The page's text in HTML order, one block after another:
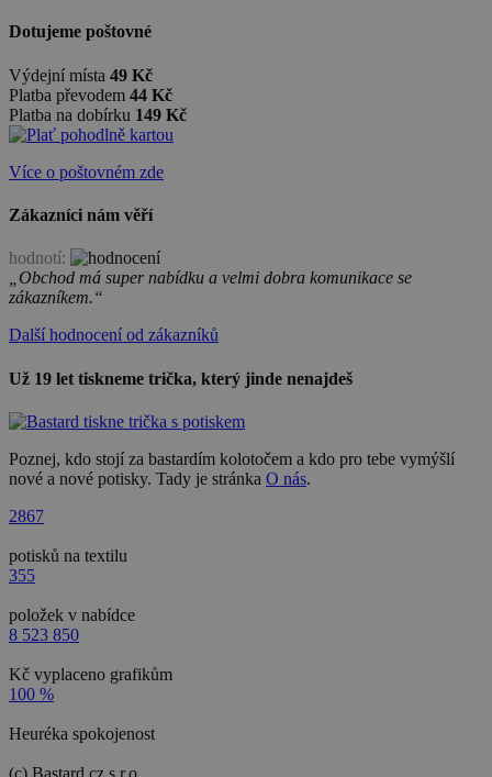
Dotujeme poštovné
Výdejní místa 49 Kč
Platba převodem 44 Kč
Platba na dobírku 149 Kč
Více o poštovném zde
Zákazníci nám věří
hodnotí:
„Obchod má super nabídku a velmi dobra komunikace se
zákazníkem.“
Další hodnocení od zákazníků
Už 19 let tiskneme trička, který jinde nenajdeš
Poznej, kdo stojí za bastardím kolotočem a kdo pro tebe vymýšlí
nové a nové potisky. Tady je stránka O nás.
2867
potisků na textilu
355
položek v nabídce
8 523 850
Kč vyplaceno grafikům
100 %
Heuréka spokojenost
(c) Bastard.cz s.r.o.